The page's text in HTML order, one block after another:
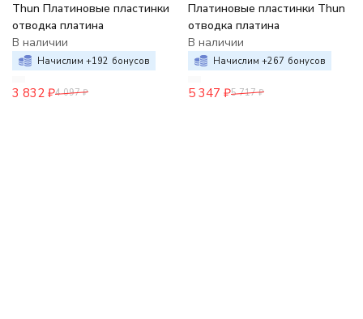
Thun Платиновые пластинки
отводка платина
В наличии
Начислим +192 бонусов
3 832 ₽4 097 ₽
Платиновые пластинки Thun
отводка платина
В наличии
Начислим +267 бонусов
5 347 ₽5 717 ₽